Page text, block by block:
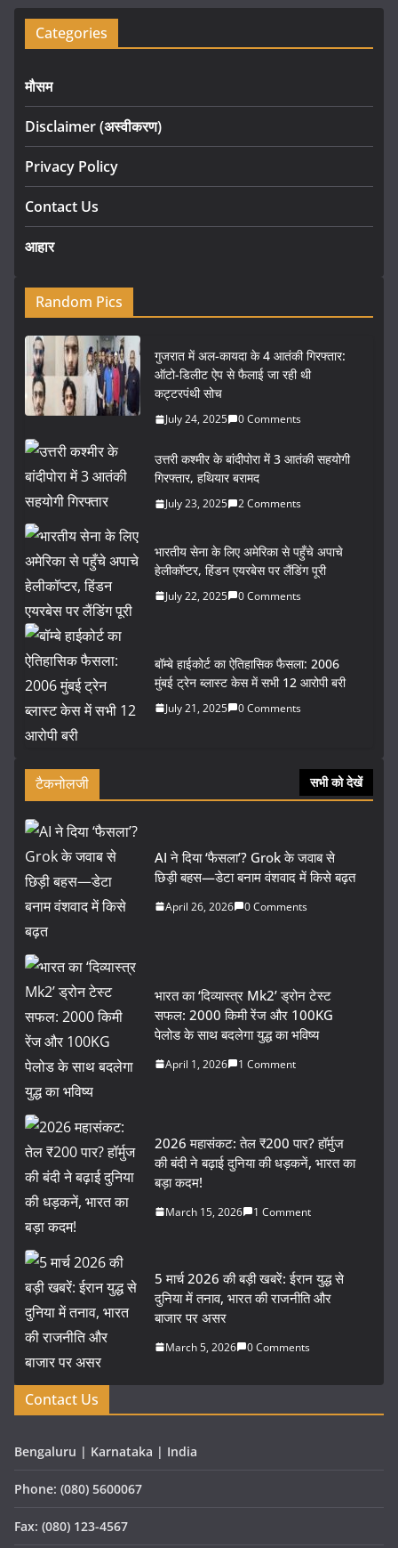
Categories
मौसम
Disclaimer (अस्वीकरण)
Privacy Policy
Contact Us
आहार
Random Pics
गुजरात में अल-कायदा के 4 आतंकी गिरफ्तार:
ऑटो-डिलीट ऐप से फैलाई जा रही थी
कट्टरपंथी सोच
July 24, 2025 0 Comments
उत्तरी कश्मीर के बांदीपोरा में 3 आतंकी सहयोगी
गिरफ्तार, हथियार बरामद
July 23, 2025 2 Comments
भारतीय सेना के लिए अमेरिका से पहुँचे अपाचे
हेलीकॉप्टर, हिंडन एयरबेस पर लैंडिंग पूरी
July 22, 2025 0 Comments
बॉम्बे हाईकोर्ट का ऐतिहासिक फैसला: 2006
मुंबई ट्रेन ब्लास्ट केस में सभी 12 आरोपी बरी
July 21, 2025 0 Comments
टैकनोलजी सभी को देखें
AI ने दिया ‘फैसला’? Grok के जवाब से
छिड़ी बहस—डेटा बनाम वंशवाद में किसे बढ़त
April 26, 2026 0 Comments
भारत का ‘दिव्यास्त्र Mk2’ ड्रोन टेस्ट
सफल: 2000 किमी रेंज और 100KG
पेलोड के साथ बदलेगा युद्ध का भविष्य
April 1, 2026 1 Comment
2026 महासंकट: तेल ₹200 पार? हॉर्मुज
की बंदी ने बढ़ाई दुनिया की धड़कनें, भारत का
बड़ा कदम!
March 15, 2026 1 Comment
5 मार्च 2026 की बड़ी खबरें: ईरान युद्ध से
दुनिया में तनाव, भारत की राजनीति और
बाजार पर असर
March 5, 2026 0 Comments
Contact Us
Bengaluru | Karnataka | India
Phone: (080) 5600067
Fax: (080) 123-4567